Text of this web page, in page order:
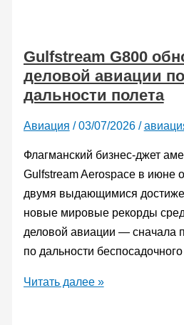
A350-
1000ULR
установил
рекорд
дальности
полета
Gulfstream G800
деловой авиации
дальности полета
Авиация /03/07/2026 /
Флагманский бизнес-джет
Gulfstream Aerospace в июне
двумя выдающимися
новые мировые рекорды
деловой авиации — сначала
по дальности
Gulfstream
Читать далее »